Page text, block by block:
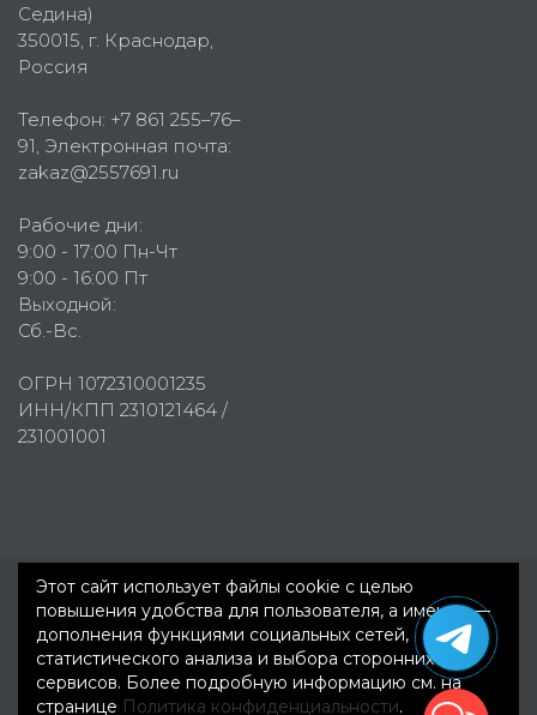
Седина)
350015, г. Краснодар,
Россия
Телефон: +7 861 255–76–
91, Электронная почта:
zakaz@2557691.ru
Рабочие дни:
9:00 - 17:00 Пн-Чт
9:00 - 16:00 Пт
Выходной:
Сб.-Вс.
ОГРН 1072310001235
ИНН/КПП 2310121464 /
231001001
Первое рекламное агентство © 2007-2026
Этот сайт использует файлы cookie с целью
повышения удобства для пользователя, а именно —
дополнения функциями социальных сетей,
статистического анализа и выбора сторонних
сервисов. Более подробную информацию см. на
странице Политика конфиденциальности.